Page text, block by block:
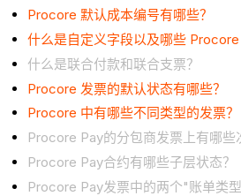
Procore 默认成本编号有哪些？
什么是自定义字段以及哪些 Procore
什么是联合付款和联合支票？
Procore 发票的默认状态有哪些？
Procore 中有哪些不同类型的发票？
Procore Pay的分包商发票上有哪些
Procore Pay合约有哪些子层状态？
Procore Pay发票中的两个"账单类